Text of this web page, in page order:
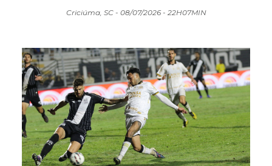
Criciúma, SC - 08/07/2026 - 22H07MIN